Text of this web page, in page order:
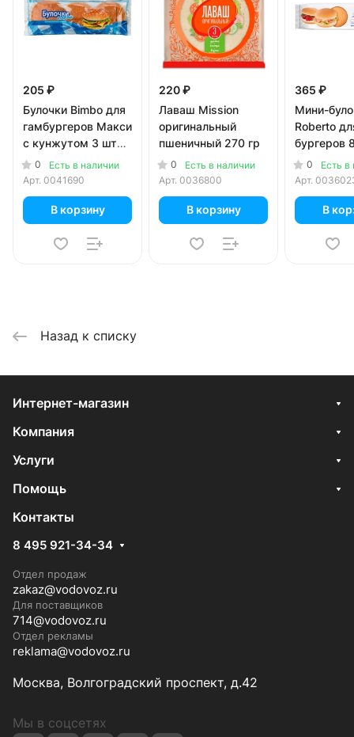
205 ₽
Булочки Bimbo для
гамбургеров Макси
с кунжутом 3 шт
252 гр
0
Есть в наличии
Арт. 0041690
В корзину
220 ₽
Лаваш Mission
оригинальный
пшеничный 270 гр
0
Есть в наличии
Арт. 0036800
В корзину
365 ₽
Мини-
Roberto
бургеров
0
Есть в
Арт.
В
Назад к списку
Интернет-магазин
Компания
Услуги
Помощь
Контакты
8 495 921-34-34
Отдел продаж
zakaz@vodovoz.ru
Для поставщиков
714@vodovoz.ru
Отдел рекламы
reklama@vodovoz.ru
Москва, Волгоградский проспект, д.42
Мы в соцсетях